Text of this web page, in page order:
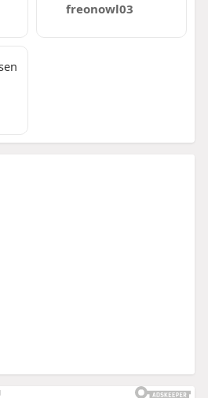
freonowl03